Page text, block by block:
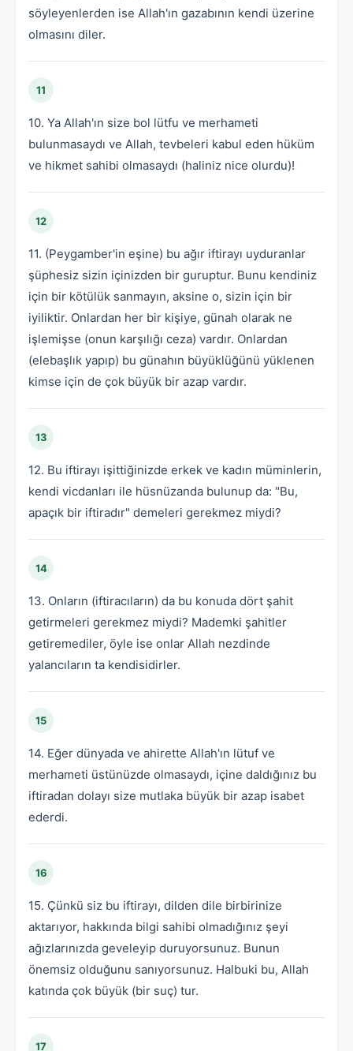
söyleyenlerden ise Allah'ın gazabının kendi üzerine
olmasını diler.
11
10. Ya Allah'ın size bol lütfu ve merhameti
bulunmasaydı ve Allah, tevbeleri kabul eden hüküm
ve hikmet sahibi olmasaydı (haliniz nice olurdu)!
12
11. (Peygamber'in eşine) bu ağır iftirayı uyduranlar
şüphesiz sizin içinizden bir guruptur. Bunu kendiniz
için bir kötülük sanmayın, aksine o, sizin için bir
iyiliktir. Onlardan her bir kişiye, günah olarak ne
işlemişse (onun karşılığı ceza) vardır. Onlardan
(elebaşlık yapıp) bu günahın büyüklüğünü yüklenen
kimse için de çok büyük bir azap vardır.
13
12. Bu iftirayı işittiğinizde erkek ve kadın müminlerin,
kendi vicdanları ile hüsnüzanda bulunup da: "Bu,
apaçık bir iftiradır" demeleri gerekmez miydi?
14
13. Onların (iftiracıların) da bu konuda dört şahit
getirmeleri gerekmez miydi? Mademki şahitler
getiremediler, öyle ise onlar Allah nezdinde
yalancıların ta kendisidirler.
15
14. Eğer dünyada ve ahirette Allah'ın lütuf ve
merhameti üstünüzde olmasaydı, içine daldığınız bu
iftiradan dolayı size mutlaka büyük bir azap isabet
ederdi.
16
15. Çünkü siz bu iftirayı, dilden dile birbirinize
aktarıyor, hakkında bilgi sahibi olmadığınız şeyi
ağızlarınızda geveleyip duruyorsunuz. Bunun
önemsiz olduğunu sanıyorsunuz. Halbuki bu, Allah
katında çok büyük (bir suç) tur.
17